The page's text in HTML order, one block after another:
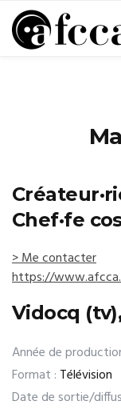
Chef·fe
> Me contacter
https://
Vidocq
Année de
Format : Télévision
Date de sortie/